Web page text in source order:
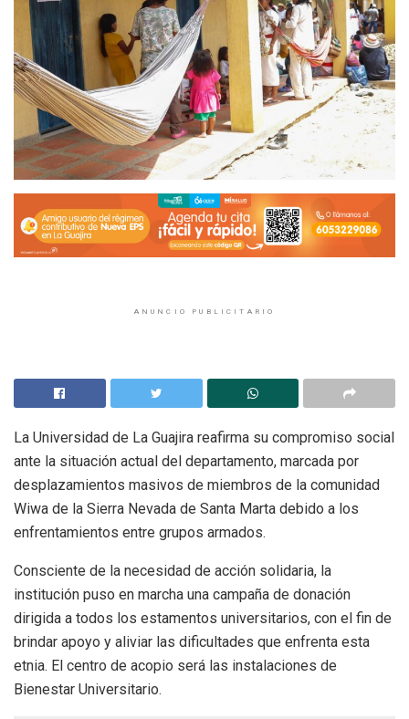
ANUNCIO PUBLICITARIO
La Universidad de La Guajira reafirma su compromiso social
ante la situación actual del departamento, marcada por
desplazamientos masivos de miembros de la comunidad
Wiwa de la Sierra Nevada de Santa Marta debido a los
enfrentamientos entre grupos armados.
Consciente de la necesidad de acción solidaria, la
institución puso en marcha una campaña de donación
dirigida a todos los estamentos universitarios, con el fin de
brindar apoyo y aliviar las dificultades que enfrenta esta
etnia. El centro de acopio será las instalaciones de
Bienestar Universitario.